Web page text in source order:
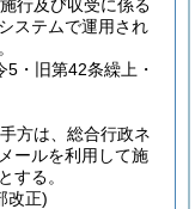
行及び収受に係る
ステムで運用され
・旧第42条繰上・
方は、総合行政ネ
ールを利用して施
する。
改正)